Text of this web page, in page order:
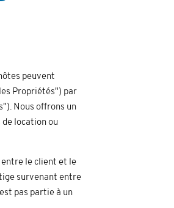
peuvent
Propriétés") par
Nous offrons un
location ou
entre le client et le
survenant entre
pas partie à un